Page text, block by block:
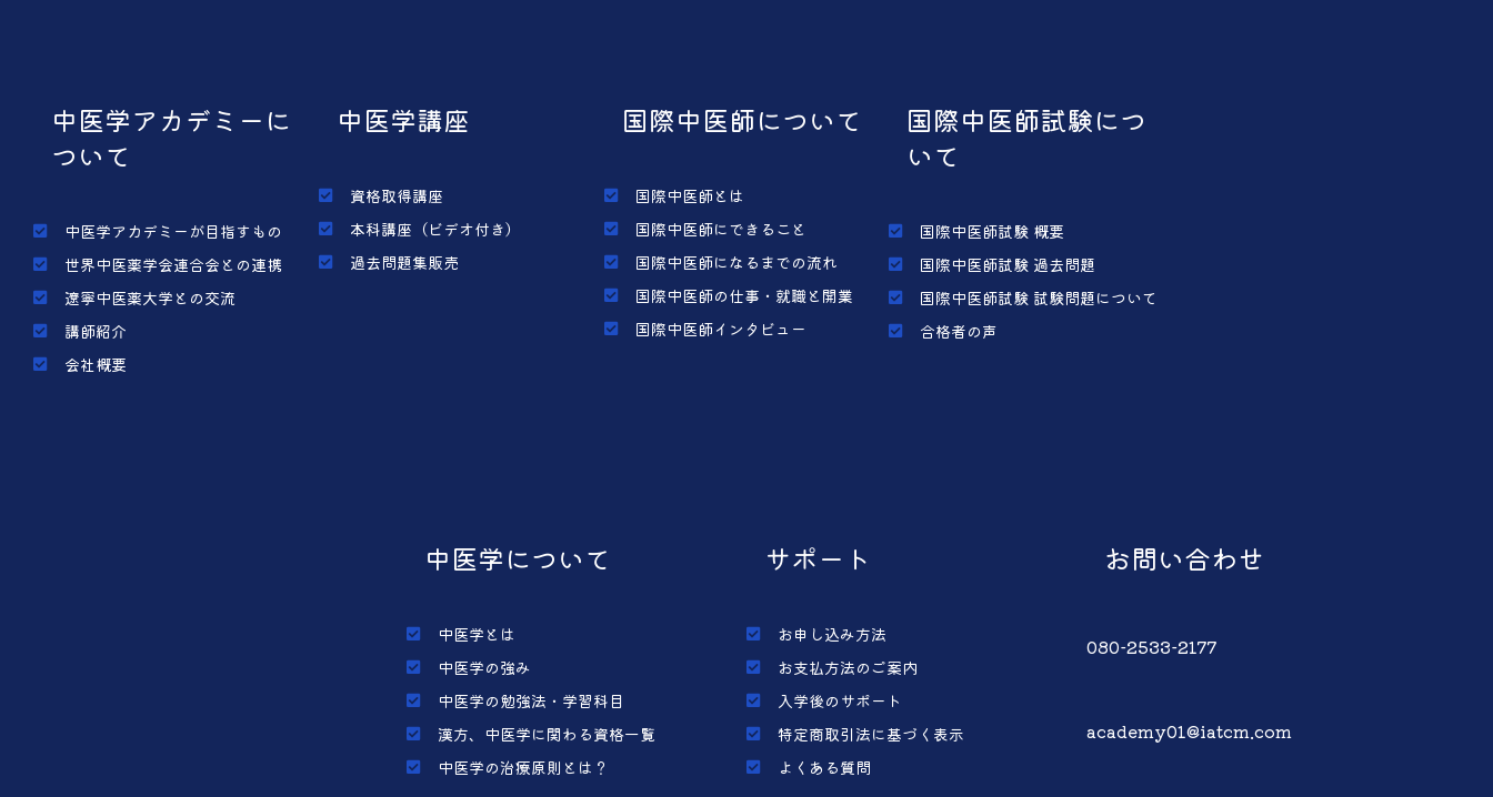
中医学アカデミーに
ついて
中医学アカデミーが目指すもの
世界中医薬学会連合会との連携
遼寧中医薬大学との交流
講師紹介
会社概要
中医学講座
資格取得講座
本科講座（ビデオ付き）
過去問題集販売
国際中医師について
国際中医師とは
国際中医師にできること
国際中医師になるまでの流れ
国際中医師の仕事・就職と開業
国際中医師インタビュー
国際中医師試験につ
いて
国際中医師試験 概要
国際中医師試験 過去問題
国際中医師試験 試験問題について
合格者の声
中医学について
中医学とは
中医学の強み
中医学の勉強法・学習科目
漢方、中医学に関わる資格一覧
中医学の治療原則とは？
サポート
お申し込み方法
お支払方法のご案内
入学後のサポート
特定商取引法に基づく表示
よくある質問
お問い合わせ
080-2533-2177
academy01@iatcm.com